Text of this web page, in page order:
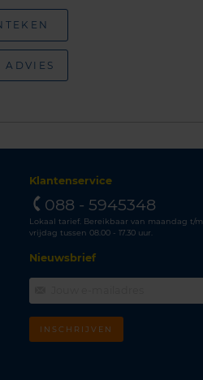
ADVIES
Klantenservice
088 - 5945348
Lokaal tarief. Bereikbaar van maandag t/m
vrijdag tussen 08.00 - 17.30 uur.
Nieuwsbrief
INSCHRIJVEN